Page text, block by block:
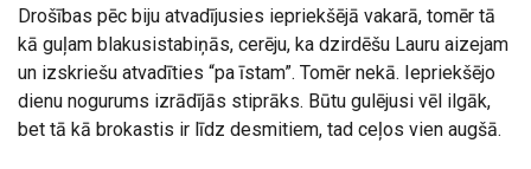
Drošības pēc biju atvadījusies iepriekšējā vakarā, tomēr tā
kā guļam blakusistabiņās, cerēju, ka dzirdēšu Lauru aizejam
un izskriešu atvadīties “pa īstam”. Tomēr nekā. Iepriekšējo
dienu nogurums izrādījās stiprāks. Būtu gulējusi vēl ilgāk,
bet tā kā brokastis ir līdz desmitiem, tad ceļos vien augšā.